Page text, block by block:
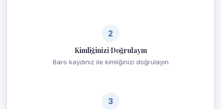
2
Kimliğinizi Doğrulayın
Baro kaydınız ile kimliğinizi doğrulayın
3